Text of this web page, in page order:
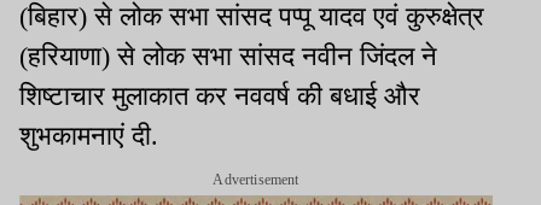
(बिहार) से लोक सभा सांसद पप्पू यादव एवं कुरुक्षेत्र
(हरियाणा) से लोक सभा सांसद नवीन जिंदल ने
शिष्टाचार मुलाकात कर नववर्ष की बधाई और
शुभकामनाएं दी.
Advertisement